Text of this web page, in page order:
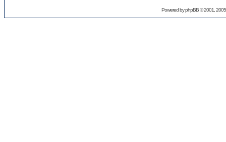
Powered byphpBB© 2001,